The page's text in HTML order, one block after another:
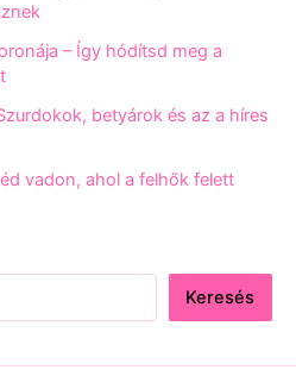
– Így hódítsd meg a
betyárok és az a híres
vadon, ahol a felhők felett
Keresés